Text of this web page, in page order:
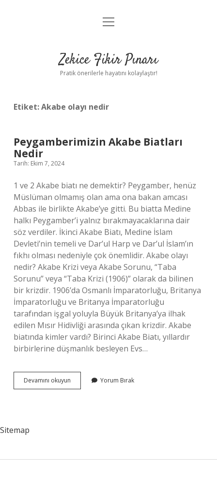
Anasayfa
Yasal Uyarı
menüyü
Zekice Fikir Pınarı
Pratik önerilerle hayatını kolaylaştır!
Etiket:Akabe olayı nedir
Peygamberimizin Akabe Biatları
Nedir
Tarih: Ekim 7, 2024
1 ve 2 Akabe biatı ne demektir? Peygamber, henüz
Müslüman olmamış olan ama ona bakan amcası
Abbas ile birlikte Akabe’ye gitti. Bu biatta Medine
halkı Peygamber’i yalnız bırakmayacaklarına dair
söz verdiler. İkinci Akabe Biatı, Medine İslam
Devleti’nin temeli ve Dar’ul Harp ve Dar’ul İslam’ın
fıkhı olması nedeniyle çok önemlidir. Akabe olayı
nedir? Akabe Krizi veya Akabe Sorunu, “Taba
Sorunu” veya “Taba Krizi (1906)” olarak da bilinen
bir krizdir. 1906’da Osmanlı İmparatorluğu, Britanya
İmparatorluğu ve Britanya İmparatorluğu
tarafından işgal yoluyla Büyük Britanya’ya ilhak
edilen Mısır Hidivliği arasında çıkan krizdir. Akabe
biatında kimler vardı? Birinci Akabe Biatı, yıllardır
birbirlerine düşmanlık besleyen Evs…
Devamını okuyun Peygamberimizin
Akabe
Yorum Bırak
Sitemap